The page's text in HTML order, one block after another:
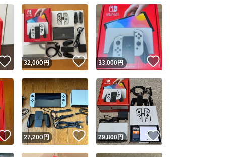
取引実績◯+ このユーザーはYahoo!フリマの取引を完了させた実績
他フリマ実績◯+ このユーザーは他フリマサービスでの取引実績があり
スピード&安心発送
※このバッジは実績に基づく表示であり、発送を保証しているものではありません
スピード＆安心発送
このユーザーは高頻度で24時間以内＆設定した発送日
ます
スピード発送 このユーザーは高頻度で24時間以内に発送しています
コピーは1商品につき1回です
出品ページへ
キャンセル
いいね！
32,000円 いいね！
33,000円 いいね！
いいね！
27,200円 いいね！
29,800円 いいね！